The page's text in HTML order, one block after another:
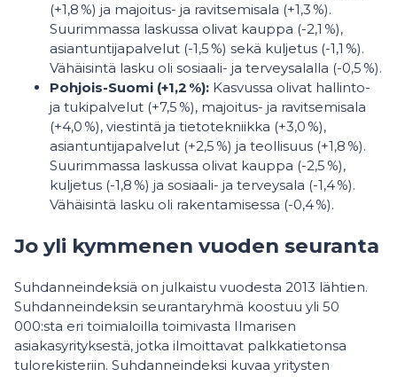
(+1,8 %) ja majoitus- ja ravitsemisala (+1,3 %).
Suurimmassa laskussa olivat kauppa (-2,1 %),
asiantuntijapalvelut (-1,5 %) sekä kuljetus (-1,1 %).
Vähäisintä lasku oli sosiaali- ja terveysalalla (-0,5 %).
Pohjois-Suomi (+1,2 %): Kasvussa olivat hallinto-
ja tukipalvelut (+7,5 %), majoitus- ja ravitsemisala
(+4,0 %), viestintä ja tietotekniikka (+3,0 %),
asiantuntijapalvelut (+2,5 %) ja teollisuus (+1,8 %).
Suurimmassa laskussa olivat kauppa (-2,5 %),
kuljetus (-1,8 %) ja sosiaali- ja terveysala (-1,4 %).
Vähäisintä lasku oli rakentamisessa (-0,4 %).
Jo yli kymmenen vuoden seuranta
Suhdanneindeksiä on julkaistu vuodesta 2013 lähtien.
Suhdanneindeksin seurantaryhmä koostuu yli 50
000:sta eri toimialoilla toimivasta Ilmarisen
asiakasyrityksestä, jotka ilmoittavat palkkatietonsa
tulorekisteriin. Suhdanneindeksi kuvaa yritysten